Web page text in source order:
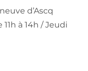
d’Ascq
à 14h / Jeudi